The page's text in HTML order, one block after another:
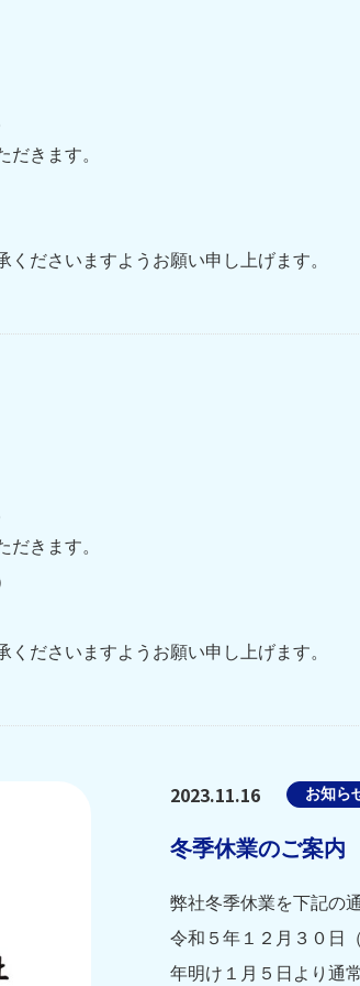
きます。
ださいますようお願い申し上げます。
きます。
ださいますようお願い申し上げます。
2023.11.16 お知ら
冬季休業のご案内
弊社冬季休業を下記の
令和５年１２月３０日
年明け１月５日より通